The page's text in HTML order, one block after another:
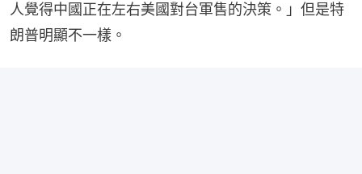
人覺得中國正在左右美國對台軍售的決策。」但是特
朗普明顯不一樣。